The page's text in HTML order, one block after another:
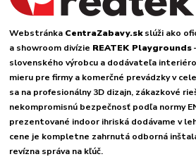
Webstránka CentraZabavy.skslúži ako
a showroom divízie REATEK Playgrounds
slovenského výrobcu a dodávateľa
mieru pre firmy a komerčné prevádzky v
sa na profesionálny 3D dizajn, zákazkové
nekompromisnú bezpečnosť podľa normy
prezentované indoor ihriská dodávame v
cene je kompletne zahrnutá odborná
revízna správa na kľúč.